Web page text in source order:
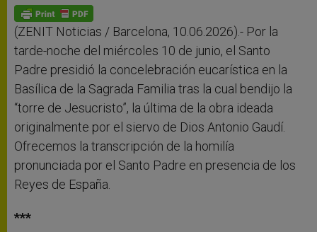
p
p
g
e
r
o
k
(ZENIT Noticias / Barcelona, 10.06.2026).- Por la
tarde-noche del miércoles 10 de junio, el Santo
Padre presidió la concelebración eucarística en la
Basílica de la Sagrada Familia tras la cual bendijo la
“torre de Jesucristo”, la última de la obra ideada
originalmente por el siervo de Dios Antonio Gaudí.
Ofrecemos la transcripción de la homilía
pronunciada por el Santo Padre en presencia de los
Reyes de España.
***